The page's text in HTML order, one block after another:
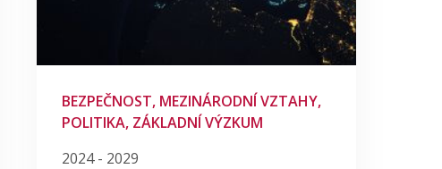
BEZPEČNOST, MEZINÁRODNÍ VZTAHY,
POLITIKA, ZÁKLADNÍ VÝZKUM
2024 - 2029